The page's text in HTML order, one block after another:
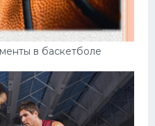
в баскетболе